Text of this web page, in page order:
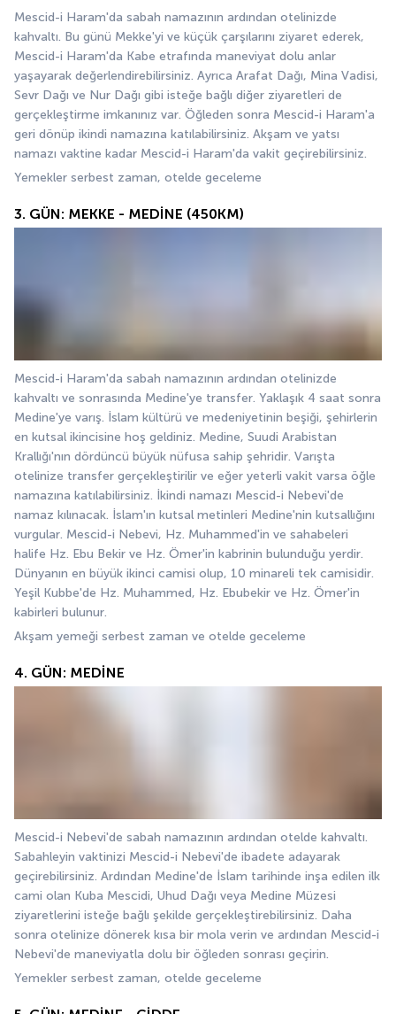
Mescid-i Haram'da sabah namazının ardından otelinizde
kahvaltı. Bu günü Mekke'yi ve küçük çarşılarını ziyaret ederek,
Mescid-i Haram'da Kabe etrafında maneviyat dolu anlar
yaşayarak değerlendirebilirsiniz. Ayrıca Arafat Dağı, Mina Vadisi,
Sevr Dağı ve Nur Dağı gibi isteğe bağlı diğer ziyaretleri de
gerçekleştirme imkanınız var. Öğleden sonra Mescid-i Haram'a
geri dönüp ikindi namazına katılabilirsiniz. Akşam ve yatsı
namazı vaktine kadar Mescid-i Haram'da vakit geçirebilirsiniz.
Yemekler serbest zaman, otelde geceleme
3. GÜN: MEKKE - MEDİNE (450KM)
Mescid-i Haram'da sabah namazının ardından otelinizde
kahvaltı ve sonrasında Medine'ye transfer. Yaklaşık 4 saat sonra
Medine'ye varış. İslam kültürü ve medeniyetinin beşiği, şehirlerin
en kutsal ikincisine hoş geldiniz. Medine, Suudi Arabistan
Krallığı'nın dördüncü büyük nüfusa sahip şehridir. Varışta
otelinize transfer gerçekleştirilir ve eğer yeterli vakit varsa öğle
namazına katılabilirsiniz. İkindi namazı Mescid-i Nebevi'de
namaz kılınacak. İslam'ın kutsal metinleri Medine'nin kutsallığını
vurgular. Mescid-i Nebevi, Hz. Muhammed'in ve sahabeleri
halife Hz. Ebu Bekir ve Hz. Ömer'in kabrinin bulunduğu yerdir.
Dünyanın en büyük ikinci camisi olup, 10 minareli tek camisidir.
Yeşil Kubbe'de Hz. Muhammed, Hz. Ebubekir ve Hz. Ömer'in
kabirleri bulunur.
Akşam yemeği serbest zaman ve otelde geceleme
4. GÜN: MEDİNE
Mescid-i Nebevi'de sabah namazının ardından otelde kahvaltı.
Sabahleyin vaktinizi Mescid-i Nebevi'de ibadete adayarak
geçirebilirsiniz. Ardından Medine'de İslam tarihinde inşa edilen ilk
cami olan Kuba Mescidi, Uhud Dağı veya Medine Müzesi
ziyaretlerini isteğe bağlı şekilde gerçekleştirebilirsiniz. Daha
sonra otelinize dönerek kısa bir mola verin ve ardından Mescid-i
Nebevi'de maneviyatla dolu bir öğleden sonrası geçirin.
Yemekler serbest zaman, otelde geceleme